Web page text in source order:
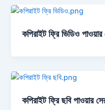
কপিরাইট ফ্রি ভিডিও
কপিরাইট ফ্রি ছবি পাওয়ার